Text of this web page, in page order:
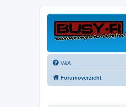
V&A
Forumoverzicht